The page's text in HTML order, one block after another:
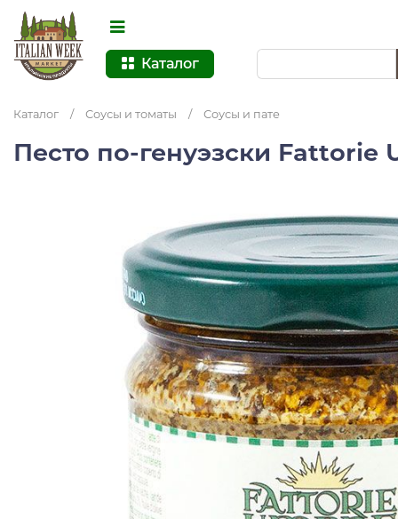
Каталог
Каталог / Соусы и томаты / Соусы и пате
Песто по-генуэзски Fattorie